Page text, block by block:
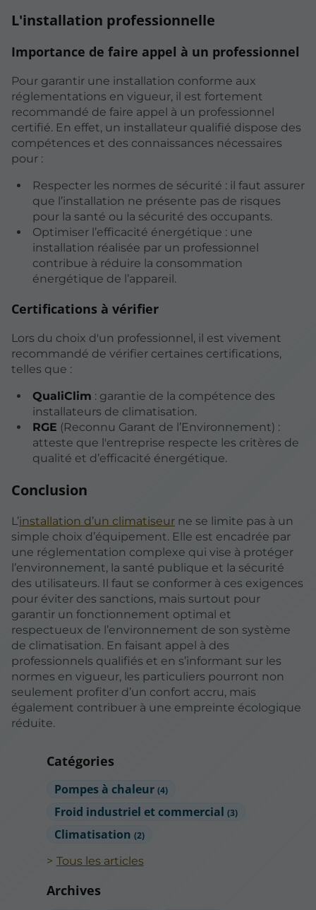
Catégories
Pompes à chaleur (4)
Froid industriel et commercial (3)
Climatisation (2)
Tous les articles
Archives
L'installation professionnelle
Importance de faire appel à un professionnel
Pour garantir une installation conforme aux
réglementations en vigueur, il est fortement
recommandé de faire appel à un professionnel
certifié. En effet, un installateur qualifié dispose des
compétences et des connaissances nécessaires
pour :
Respecter les normes de sécurité : il faut assurer
que l’installation ne présente pas de risques
pour la santé ou la sécurité des occupants.
Optimiser l’efficacité énergétique : une
installation réalisée par un professionnel
contribue à réduire la consommation
énergétique de l’appareil.
Certifications à vérifier
Lors du choix d'un professionnel, il est vivement
recommandé de vérifier certaines certifications,
telles que :
QualiClim : garantie de la compétence des
installateurs de climatisation.
RGE (Reconnu Garant de l’Environnement) :
atteste que l'entreprise respecte les critères de
qualité et d’efficacité énergétique.
Conclusion
L’installation d’un climatiseur ne se limite pas à un
simple choix d’équipement. Elle est encadrée par
une réglementation complexe qui vise à protéger
l’environnement, la santé publique et la sécurité
des utilisateurs. Il faut se conformer à ces exigences
pour éviter des sanctions, mais surtout pour
garantir un fonctionnement optimal et
respectueux de l’environnement de son système
de climatisation. En faisant appel à des
professionnels qualifiés et en s’informant sur les
normes en vigueur, les particuliers pourront non
seulement profiter d’un confort accru, mais
également contribuer à une empreinte écologique
réduite.